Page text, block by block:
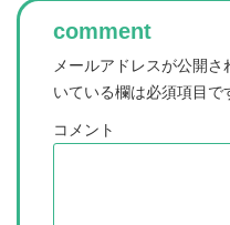
comment
メールアドレスが公開さ
いている欄は必須項目で
コメント